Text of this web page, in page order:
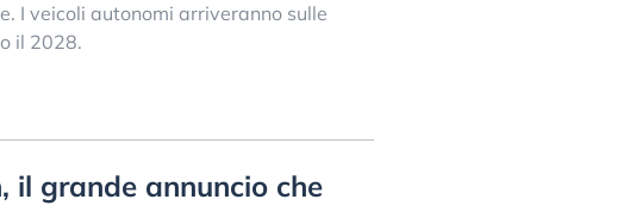
I veicoli autonomi arriveranno sulle
il 2028.
il grande annuncio che